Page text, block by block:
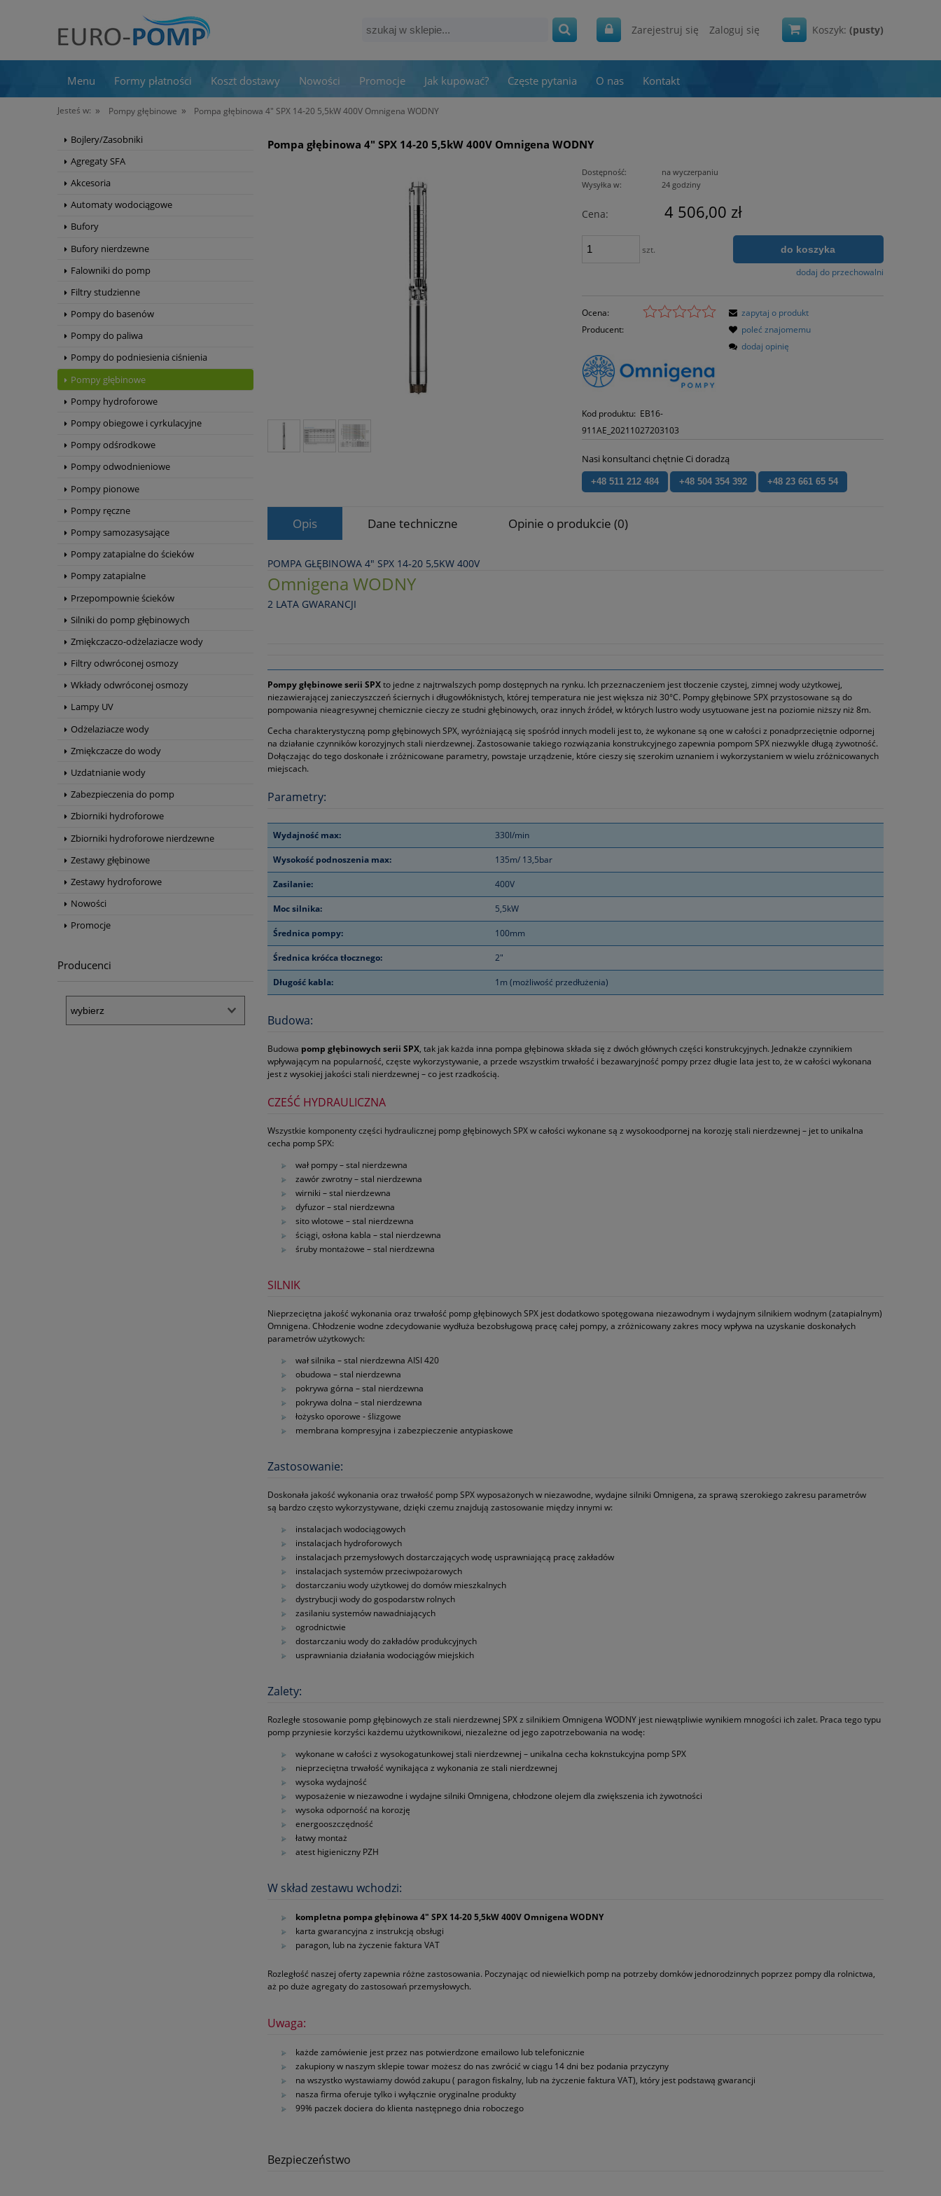
Koszyk: (pusty)
Zarejestruj się Zaloguj się
Menu Formy płatności Koszt dostawy Nowości Promocje Jak kupować? Częste pytania O nas Kontakt
Jesteś w: » Pompy głębinowe » Pompa głębinowa 4" SPX 14‑20 5,5kW 400V Omnigena WODNY
Bojlery/Zasobniki
Agregaty SFA
Akcesoria
Automaty wodociągowe
Bufory
Bufory nierdzewne
Falowniki do pomp
Filtry studzienne
Pompy do basenów
Pompy do paliwa
Pompy do podniesienia ciśnienia
Pompy głębinowe
Pompy hydroforowe
Pompy obiegowe i cyrkulacyjne
Pompy odśrodkowe
Pompy odwodnieniowe
Pompy pionowe
Pompy ręczne
Pompy samozasysające
Pompy zatapialne do ścieków
Pompy zatapialne
Przepompownie ścieków
Silniki do pomp głębinowych
Zmiękczaczo-odżelaziacze wody
Filtry odwróconej osmozy
Wkłady odwróconej osmozy
Lampy UV
Odżelaziacze wody
Zmiękczacze do wody
Uzdatnianie wody
Zabezpieczenia do pomp
Zbiorniki hydroforowe
Zbiorniki hydroforowe nierdzewne
Zestawy głębinowe
Zestawy hydroforowe
Nowości
Promocje
Producenci
Pompa głębinowa 4" SPX 14‑20 5,5kW 400V Omnigena WODNY
Dostępność:
na wyczerpaniu
Wysyłka w:
24 godziny
Cena: 4 506,00 zł
szt. do koszyka
dodaj do przechowalni
Ocena:
Producent:
Kod produktu: EB16-
911AE_20211027203103
zapytaj o produkt
poleć znajomemu
dodaj opinię
Nasi konsultanci chętnie Ci doradzą
+48 511 212 484 +48 504 354 392 +48 23 661 65 54
Opis Dane techniczne Opinie o produkcie (0)
POMPA GŁĘBINOWA 4" SPX 14‑20 5,5KW 400V
Omnigena WODNY
2 LATA GWARANCJI
Pompy głębinowe serii SPXto jedne z najtrwalszych pomp dostępnych na rynku. Ich przeznaczeniem jest tłoczenie czystej, zimnej wody użytkowej,
niezawierającej zanieczyszczeń ściernych i długowłóknistych, której temperatura nie jest większa niż 30°C. Pompy głębinowe SPX przystosowane są do
pompowania nieagresywnej chemicznie cieczy ze studni głębinowych, oraz innych źródeł, w których lustro wody usytuowane jest na poziomie niższy niż 8m.
Cecha charakterystyczną pomp głębinowych SPX, wyróżniającą się spośród innych modeli jest to, że wykonane są one w całości z ponadprzeciętnie odpornej
na działanie czynników korozyjnych stali nierdzewnej. Zastosowanie takiego rozwiązania konstrukcyjnego zapewnia pompom SPX niezwykle długą żywotność.
Dołączając do tego doskonałe i zróżnicowane parametry, powstaje urządzenie, które cieszy się szerokim uznaniem i wykorzystaniem w wielu zróżnicowanych
miejscach.
Parametry:
Wydajność max: 330l/min
Wysokość podnoszenia max: 135m/ 13,5bar
Zasilanie: 400V
Moc silnika: 5,5kW
Średnica pompy: 100mm
Średnica króćca tłocznego: 2"
Długość kabla: 1m (możliwość przedłużenia)
Budowa:
Budowa pomp głębinowych serii SPX, tak jak każda inna pompa głębinowa składa się z dwóch głównych części konstrukcyjnych. Jednakże czynnikiem
wpływającym na popularność, częste wykorzystywanie, a przede wszystkim trwałość i bezawaryjność pompy przez długie lata jest to, że w całości wykonana
jest z wysokiej jakości stali nierdzewnej – co jest rzadkością.
CZEŚĆ HYDRAULICZNA
Wszystkie komponenty części hydraulicznej pomp głębinowych SPX w całości wykonane są z wysokoodpornej na korozję stali nierdzewnej – jet to unikalna
cecha pomp SPX:
wał pompy – stal nierdzewna
zawór zwrotny – stal nierdzewna
wirniki – stal nierdzewna
dyfuzor – stal nierdzewna
sito wlotowe – stal nierdzewna
ściągi, osłona kabla – stal nierdzewna
śruby montażowe – stal nierdzewna
SILNIK
Nieprzeciętna jakość wykonania oraz trwałość pomp głębinowych SPX jest dodatkowo spotęgowana niezawodnym i wydajnym silnikiem wodnym (zatapialnym)
Omnigena. Chłodzenie wodne zdecydowanie wydłuża bezobsługową pracę całej pompy, a zróżnicowany zakres mocy wpływa na uzyskanie doskonałych
parametrów użytkowych:
wał silnika – stal nierdzewna AISI 420
obudowa – stal nierdzewna
pokrywa górna – stal nierdzewna
pokrywa dolna – stal nierdzewna
łożysko oporowe ‑ ślizgowe
membrana kompresyjna i zabezpieczenie antypiaskowe
Zastosowanie:
Doskonała jakość wykonania oraz trwałość pomp SPX wyposażonych w niezawodne, wydajne silniki Omnigena, za sprawą szerokiego zakresu parametrów
są bardzo często wykorzystywane, dzięki czemu znajdują zastosowanie między innymi w:
instalacjach wodociągowych
instalacjach hydroforowych
instalacjach przemysłowych dostarczających wodę usprawniającą pracę zakładów
instalacjach systemów przeciwpożarowych
dostarczaniu wody użytkowej do domów mieszkalnych
dystrybucji wody do gospodarstw rolnych
zasilaniu systemów nawadniających
ogrodnictwie
dostarczaniu wody do zakładów produkcyjnych
usprawniania działania wodociągów miejskich
Zalety:
Rozległe stosowanie pomp głębinowych ze stali nierdzewnej SPX z silnikiem Omnigena WODNY jest niewątpliwie wynikiem mnogości ich zalet. Praca tego typu
pomp przyniesie korzyści każdemu użytkownikowi, niezależne od jego zapotrzebowania na wodę:
wykonane w całości z wysokogatunkowej stali nierdzewnej – unikalna cecha koknstukcyjna pomp SPX
nieprzeciętna trwałość wynikająca z wykonania ze stali nierdzewnej
wysoka wydajność
wyposażenie w niezawodne i wydajne silniki Omnigena, chłodzone olejem dla zwiększenia ich żywotności
wysoka odporność na korozję
energooszczędność
łatwy montaż
atest higieniczny PZH
W skład zestawu wchodzi:
kompletna pompa głębinowa 4" SPX 14‑20 5,5kW 400V Omnigena WODNY
karta gwarancyjna z instrukcją obsługi
paragon, lub na życzenie faktura VAT
Rozległość naszej oferty zapewnia różne zastosowania. Poczynając od niewielkich pomp na potrzeby domków jednorodzinnych poprzez pompy dla rolnictwa,
aż po duże agregaty do zastosowań przemysłowych.
Uwaga:
każde zamówienie jest przez nas potwierdzone emailowo lub telefonicznie
zakupiony w naszym sklepie towar możesz do nas zwrócić w ciągu 14 dni bez podania przyczyny
na wszystko wystawiamy dowód zakupu ( paragon fiskalny, lub na życzenie faktura VAT), który jest podstawą gwarancji
nasza firma oferuje tylko i wyłącznie oryginalne produkty
99% paczek dociera do klienta następnego dnia roboczego
Bezpieczeństwo